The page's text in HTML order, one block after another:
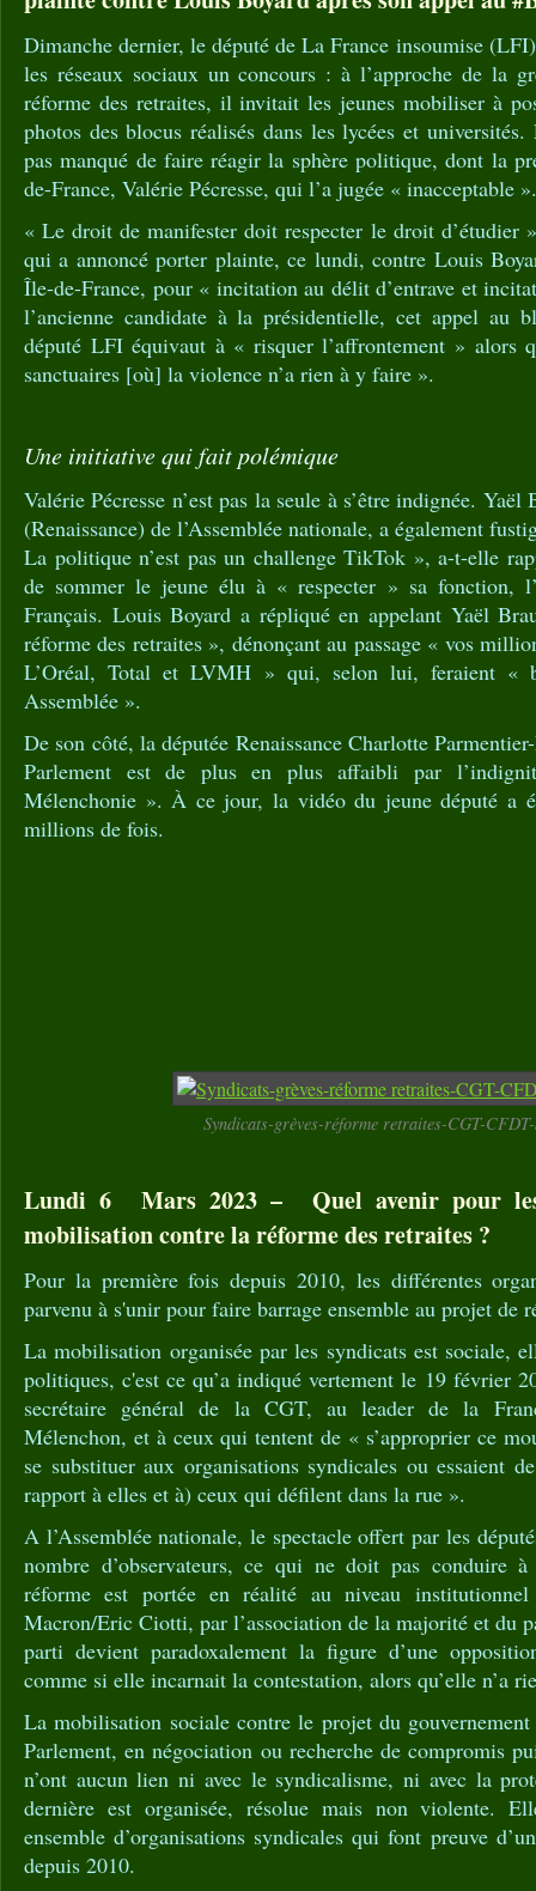
Dimanche dernier, le député de La France insoumise
les réseaux sociaux un concours : à l’approche de la
réforme des retraites, il invitait les jeunes mobiliser à
photos des blocus réalisés dans les lycées et
pas manqué de faire réagir la sphère politique, dont la
de-France, Valérie Pécresse, qui l’a jugée « inacceptable ».
« Le droit de manifester doit respecter le droit d’étudier
qui a annoncé porter plainte, ce lundi, contre Louis
Île-de-France, pour « incitation au délit d’entrave et
l’ancienne candidate à la présidentielle, cet appel au
député LFI équivaut à « risquer l’affrontement » alors
sanctuaires [où] la violence n’a rien à y faire ».
Une initiative qui fait polémique
Valérie Pécresse n’est pas la seule à s’être indignée.
(Renaissance) de l’Assemblée nationale, a également
La politique n’est pas un challenge TikTok », a-t-elle
de sommer le jeune élu à « respecter » sa fonction,
Français. Louis Boyard a répliqué en appelant Yaël
réforme des retraites », dénonçant au passage « vos
L’Oréal, Total et LVMH » qui, selon lui, feraient «
Assemblée ».
De son côté, la députée Renaissance Charlotte
Parlement est de plus en plus affaibli par
Mélenchonie ». À ce jour, la vidéo du jeune député a
millions de fois.
Syndicats-grèves-réforme retraites-CGT-
Lundi 6 Mars 2023 – Quel avenir pour
mobilisation contre la réforme des retraites ?
Pour la première fois depuis 2010, les différentes
parvenu à s'unir pour faire barrage ensemble au projet de
La mobilisation organisée par les syndicats est sociale,
politiques, c'est ce qu’a indiqué vertement le 19 février
secrétaire général de la CGT, au leader de la
Mélenchon, et à ceux qui tentent de « s’approprier ce
se substituer aux organisations syndicales ou essaient
rapport à elles et à) ceux qui défilent dans la rue ».
A l’Assemblée nationale, le spectacle offert par les
nombre d’observateurs, ce qui ne doit pas conduire
réforme est portée en réalité au niveau
Macron/Eric Ciotti, par l’association de la majorité et du
parti devient paradoxalement la figure d’une
comme si elle incarnait la contestation, alors qu’elle n’a
La mobilisation sociale contre le projet du
Parlement, en négociation ou recherche de compromis
n’ont aucun lien ni avec le syndicalisme, ni avec la
dernière est organisée, résolue mais non violente.
ensemble d’organisations syndicales qui font preuve
depuis 2010.